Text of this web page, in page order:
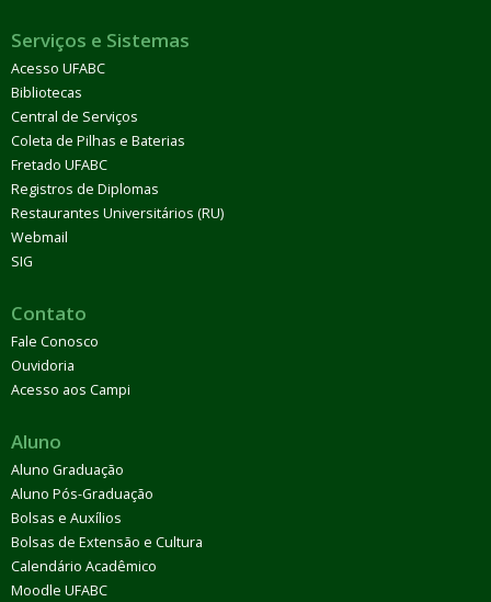
Serviços e Sistemas
Acesso UFABC
Bibliotecas
Central de Serviços
Coleta de Pilhas e Baterias
Fretado UFABC
Registros de Diplomas
Restaurantes Universitários (RU)
Webmail
SIG
Contato
Fale Conosco
Ouvidoria
Acesso aos Campi
Aluno
Aluno Graduação
Aluno Pós-Graduação
Bolsas e Auxílios
Bolsas de Extensão e Cultura
Calendário Acadêmico
Moodle UFABC